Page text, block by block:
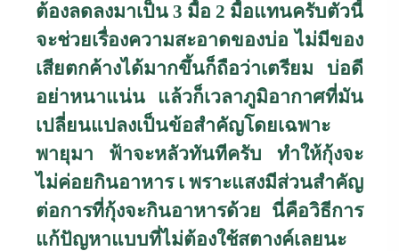
ต้องลดลงมาเป็น 3 มื้อ 2 มื้อแทนครับตัวนี้
จะช่วยเรื่องความสะอาดของบ่อ ไม่มีของ
เสียตกค้างได้มากขึ้นก็ถือว่าเตรียม บ่อดี
อย่าหนาแน่น แล้วก็เวลาภูมิอากาศที่มัน
เปลี่ยนแปลงเป็นข้อสำคัญโดยเฉพาะ
พายุมา ฟ้าจะหลัวทันทีครับ ทำให้กุ้งจะ
ไม่ค่อยกินอาหาร เ พราะแสงมีส่วนสำคัญ
ต่อการที่กุ้งจะกินอาหารด้วย นี่คือวิธีการ
แก้ปัญหาแบบที่ไม่ต้องใช้สตางค์เลยนะ